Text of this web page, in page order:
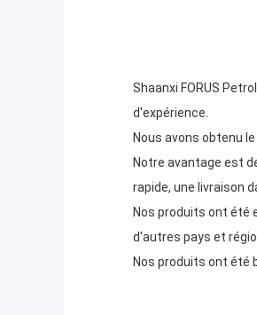
Shaanxi FORUS
d'expérience.
Nous avons obtenu
Notre avantage est
rapide, une livraison
Nos produits ont été
d'autres pays et
Nos produits ont été